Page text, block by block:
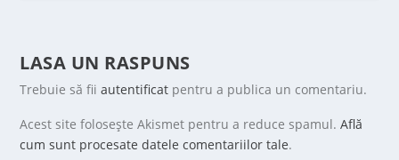
LASA UN RASPUNS
Trebuie să fiiautentificat pentru a publica un comentariu.
Acest site folosește Akismet pentru a reduce spamul.Află
cum sunt procesate datele comentariilor tale.